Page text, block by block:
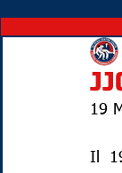
19
Il